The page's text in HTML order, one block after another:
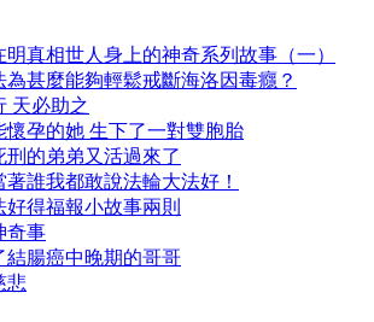
明真相世人身上的神奇系列故事（一）
為甚麼能夠輕鬆戒斷海洛因毒癮？
天必助之
懷孕的她 生下了一對雙胞胎
刑的弟弟又活過來了
誰我都敢說法輪大法好！
得福報小故事兩則
奇事
結腸癌中晚期的哥哥
悲